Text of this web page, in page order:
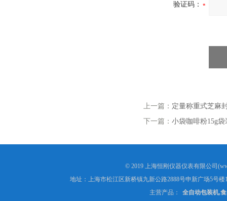
验证码：
上一篇： 定量称重式芝麻
下一篇： 小袋咖啡粉15g
© 2019 上海恒刚仪器仪表有限公司
地址：上海市松江区新桥镇九新公路2888号申新广场5号楼
主营产品：
全自动包装机,